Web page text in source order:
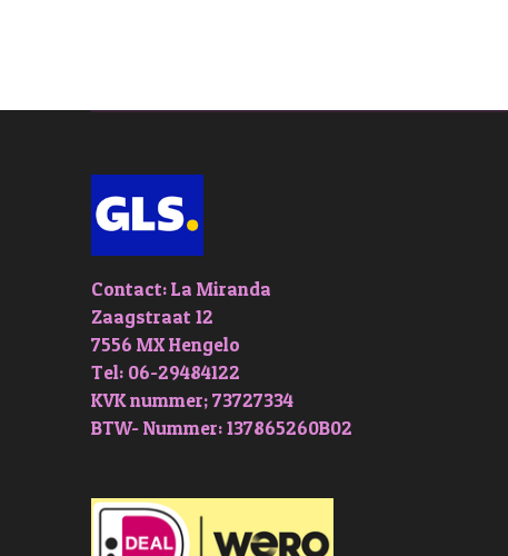
Contact: La Miranda
Zaagstraat 12
7556 MX Hengelo
Tel: 06-29484122
KVK nummer; 73727334
BTW- Nummer: 137865260B02